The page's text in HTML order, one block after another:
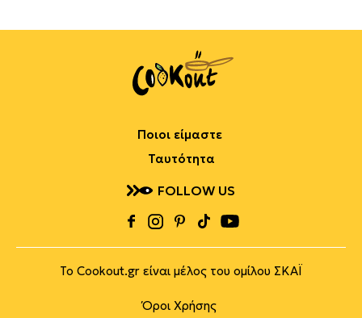
Ποιοι είμαστε
Ταυτότητα
FOLLOW US
Το Cookout.gr είναι μέλος του ομίλου ΣΚΑΪ
Όροι Χρήσης